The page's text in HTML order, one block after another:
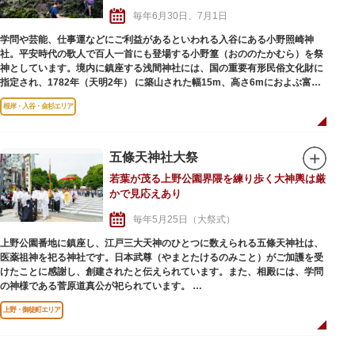
毎年6月30日、7月1日
学問や芸能、仕事運などにご利益があるといわれる入谷にある小野照崎神
社。平安時代の歌人で百人一首にも登場する小野篁（おののたかむら）を祭
神としています。境内に鎮座する浅間神社には、国の重要有形民俗文化財に
指定され、1782年（天明2年） に築山された幅15m、高さ6mにおよぶ富士
塚「下谷坂本富士」があります。全体が富士山の溶岩石で覆われ、霊峰・富
士の分身ともいえるその富士塚は、今も昔ながらの荘厳な姿のまま。富士信
その「下谷坂本富士」が、富士山の開山に合わせて、年に2日だけ開放さ
れ、誰でも気軽に登ることが可能です。この“お山開き”は、夏越の大祓、そ
して、上半期の納めと新たな半期の息災を祈る祭礼です。富士の歴史や文化
に触れながら、子どもは夢中になって何度も登り、大人は精神的な体験を求
めて登拝を行います。年に2日しか登ることのできないこの“お山開き”を、
ぜひ体験してみませんか。
また、お山開き特別授与品の授与もありますので、2日間限定の特別御朱印
なども要チェックです。
根岸・入谷・金杉エリア
五條天神社大祭
若葉が茂る上野公園界隈を練り歩く大神輿は厳
かで見応えあり
毎年5月25日（大祭式）
上野公園番地に鎮座し、江戸三大天神のひとつに数えられる五條天神社は、
医薬祖神を祀る神社です。日本武尊（やまとたけるのみこと）がご加護を受
けたことに感謝し、創建されたと伝えられています。また、相殿には、学問
の神様である菅原道真公が祀られています。
五條天神社大祭は、毎年5月25日に行われ、3年に一度の神幸祭では、千貫神
輿といわれる大神輿と鳳輦（ほうれん）行列が町内を廻ります。大太鼓の前
触れに続き、猿田彦、巫女、供奉員ら鳳輦行列が粛々と進み、その後に大神
上野・御徒町エリア